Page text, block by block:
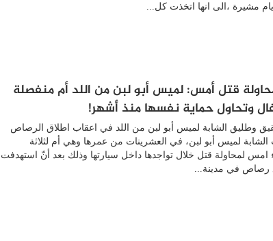
مشيرة ،الى انها اتخذت كل...
قتل أمس: لميس أبو لبن من اللد أم منفصلة
وتحاول حماية نفسها منذ أشهر!
وطليق الشابة لميس أبو لبن من اللد في اعقاب اطلاق الرصاص
لميس أبو لبن، في العشرينات من عمرها وهي أم لثلاثة
امس لمحاولة قتل خلال تواجدها داخل سيارتها وذلك بعد أنّ استهدفت
رصاص في مدينة...